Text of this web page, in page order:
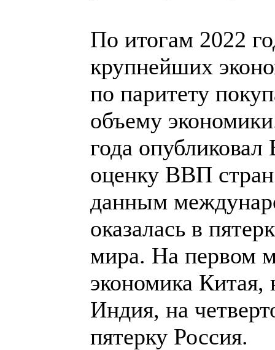
По итогам 2022
крупнейших
по паритету
объему
года
оценку ВВП
данным
оказалась в
мира. На первом
экономика
Индия, на
пятерку Россия.